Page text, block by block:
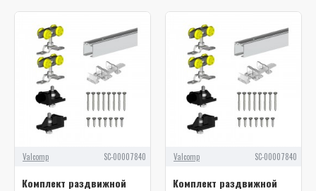
Valcomp SC-00007840
Комплект раздвижной
Valcomp SC-00007840
Комплект раздвижной